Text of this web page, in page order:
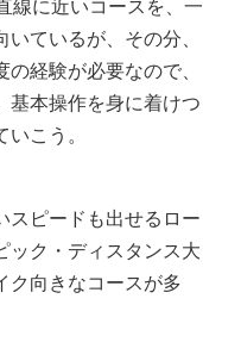
線に近いコースを、一
ているが、その分、
経験が必要なので、
基本操作を身に着けつ
こう。
スピードも出せるロー
ック・ディスタンス大
ク向きなコースが多